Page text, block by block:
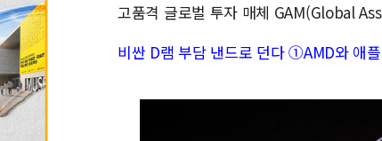
고품격 글로벌 투자 매체 GAM(Global
비싼 D램 부담 낸드로 던다 ①AMD와 애